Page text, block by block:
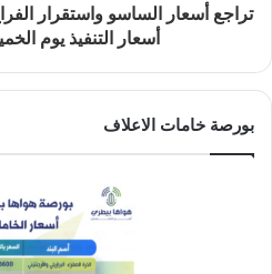
تراجع أسعار الساسو واستقرار
أسعار التنفيذ يوم الخميس 6/
بورصة خامات الاعلاف